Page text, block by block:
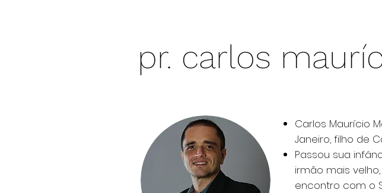
pr. carlos
Carlos Maurício
Janeiro, filho de
Passou sua
irmão mais
encontro com o